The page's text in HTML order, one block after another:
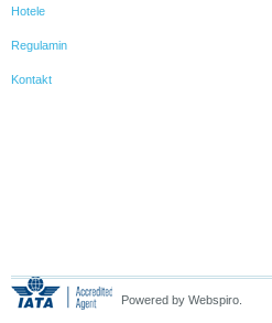
Hotele
Regulamin
Kontakt
Powered by Webspiro.